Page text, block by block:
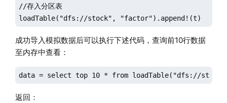
//存入分区表
loadTable("dfs://stock", "factor").append!(t)
成功导入模拟数据后可以执行下述代码，查询前10行数据
至内存中查看：
data = select top 10 * from loadTable("dfs://
返回：